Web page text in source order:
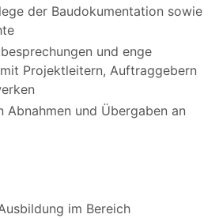
der Baudokumentation sowie
und enge
Projektleitern, Auftraggebern
Abnahmen und Übergaben an
im Bereich